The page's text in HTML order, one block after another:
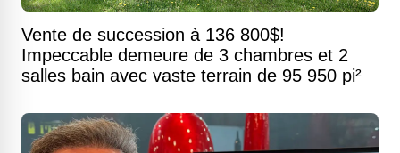
Vente de succession à 136 800$!
Impeccable demeure de 3 chambres et 2
salles bain avec vaste terrain de 95 950 pi²